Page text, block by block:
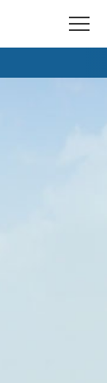
t
l